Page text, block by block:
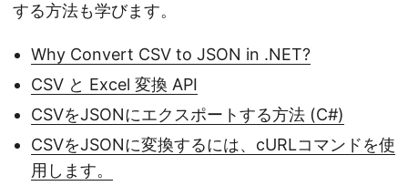
する方法も学びます。
Why Convert CSV to JSON in .NET?
CSV と Excel 変換 API
CSVをJSONにエクスポートする方法 (C#)
CSVをJSONに変換するには、cURLコマンドを使
用します。